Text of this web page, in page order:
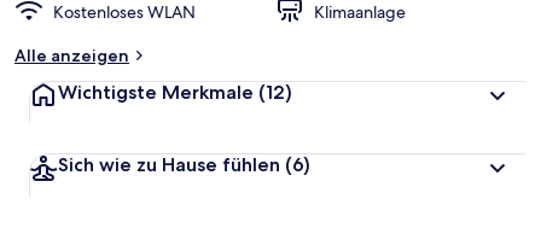
e
Kostenloses WLAN
Klimaanlage
Alle anzeigen
Wichtigste Merkmale (12)
Sich wie zu Hause fühlen (6)